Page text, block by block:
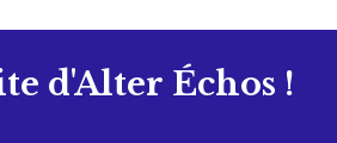
d'Alter Échos !